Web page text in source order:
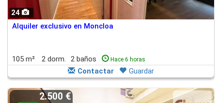
24
Alquiler exclusivo en Moncloa
105 m² 2 dorm. 2 baños Hace 6 horas
Contactar Guardar
2.500 €